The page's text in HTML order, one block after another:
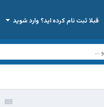
قبلا ثبت نام کرده اید؟ وارد شوید